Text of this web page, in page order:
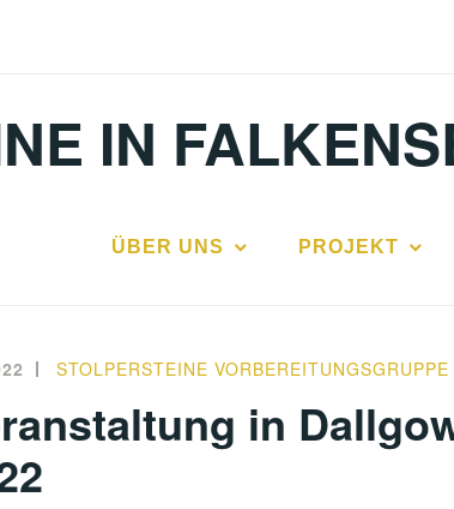
IN
ÜBER UNS PROJEKT
STOLPERSTEINE VORBEREITUNGSGRUPPE
in